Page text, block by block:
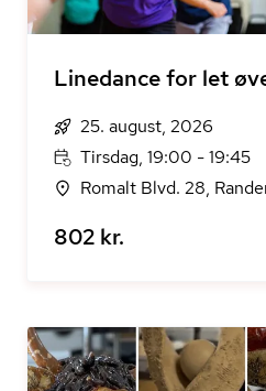
Linedance for let
25. august, 2026
Tirsdag, 19:00 - 19:45
Romalt Blvd. 28,
802 kr.